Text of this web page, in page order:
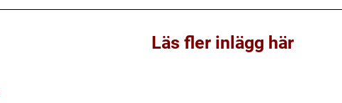
Läs fler inlägg här